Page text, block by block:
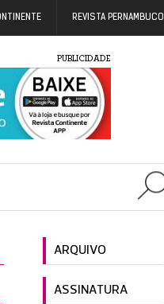
REVISTA PERNAMBUCO
PUBLICIDADE
ARQUIVO
ASSINATURA